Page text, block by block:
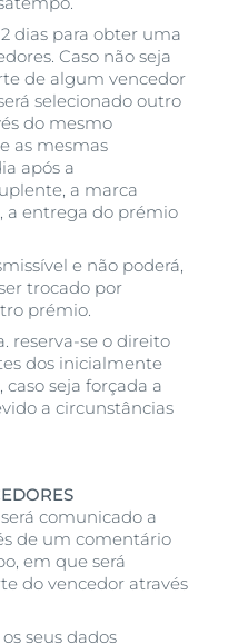
dias para obter uma
Caso não seja
de algum vencedor
selecionado outro
do mesmo
as mesmas
após a
a marca
a entrega do prémio
e não poderá,
trocado por
prémio.
reserva-se o direito
dos inicialmente
seja forçada a
a circunstâncias
comunicado a
de um comentário
em que será
do vencedor através
seus dados